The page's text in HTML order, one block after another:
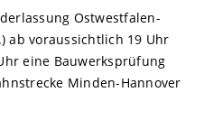
Ostwestfalen-
ab voraussichtlich 19 Uhr
eine Bauwerksprüfung
Minden-Hannover